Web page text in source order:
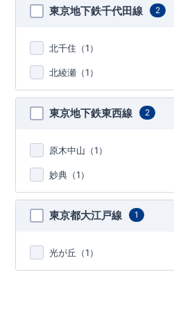
東京地下鉄千代田線 2
北千住（1）
北綾瀬（1）
東京地下鉄東西線 2
原木中山（1）
妙典（1）
東京都大江戸線 1
光が丘（1）